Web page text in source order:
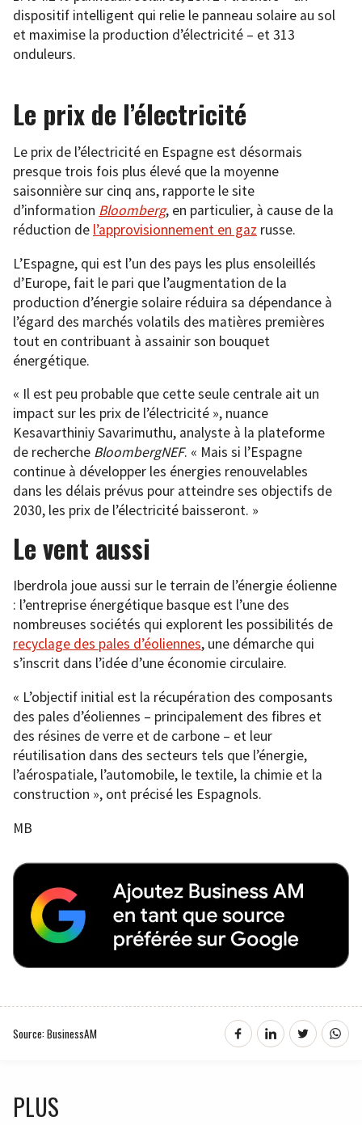
dispositif intelligent qui relie le panneau solaire au sol
et maximise la production d’électricité – et 313
onduleurs.
Le prix de l’électricité
Le prix de l’électricité en Espagne est désormais
presque trois fois plus élevé que la moyenne
saisonnière sur cinq ans, rapporte le site
d’information Bloomberg, en particulier, à cause de la
réduction de l’approvisionnement en gaz russe.
L’Espagne, qui est l’un des pays les plus ensoleillés
d’Europe, fait le pari que l’augmentation de la
production d’énergie solaire réduira sa dépendance à
l’égard des marchés volatils des matières premières
tout en contribuant à assainir son bouquet
énergétique.
« Il est peu probable que cette seule centrale ait un
impact sur les prix de l’électricité », nuance
Kesavarthiniy Savarimuthu, analyste à la plateforme
de recherche BloombergNEF. « Mais si l’Espagne
continue à développer les énergies renouvelables
dans les délais prévus pour atteindre ses objectifs de
2030, les prix de l’électricité baisseront. »
Le vent aussi
Iberdrola joue aussi sur le terrain de l’énergie éolienne
: l’entreprise énergétique basque est l’une des
nombreuses sociétés qui explorent les possibilités de
recyclage des pales d’éoliennes, une démarche qui
s’inscrit dans l’idée d’une économie circulaire.
« L’objectif initial est la récupération des composants
des pales d’éoliennes – principalement des fibres et
des résines de verre et de carbone – et leur
réutilisation dans des secteurs tels que l’énergie,
l’aérospatiale, l’automobile, le textile, la chimie et la
construction », ont précisé les Espagnols.
MB
Source: BusinessAM
PLUS